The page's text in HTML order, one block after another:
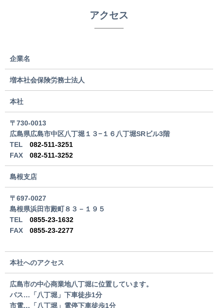
アクセス
企業名
増本社会保険労務士法人
本社
〒730-0013
広島県広島市中区八丁堀１３−１６八丁堀SRビル3階
TEL 082-511-3251
FAX 082-511-3252
島根支店
〒697-0027
島根県浜田市殿町８３－１９５
TEL 0855-23-1632
FAX 0855-23-2277
本社へのアクセス
広島市の中心商業地八丁堀に位置しています。
バス…「八丁堀」下車徒歩1分
市電…「八丁堀」電停下車徒歩1分